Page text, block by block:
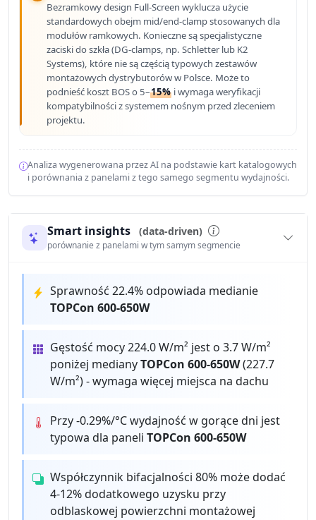
Bezramkowy design Full-Screen wyklucza użycie
standardowych obejm mid/end-clamp stosowanych dla
modułów ramkowych. Konieczne są specjalistyczne
zaciski do szkła (DG-clamps, np. Schletter lub K2
Systems), które nie są częścią typowych zestawów
montażowych dystrybutorów w Polsce. Może to
podnieść koszt BOS o 5–15% i wymaga weryfikacji
kompatybilności z systemem nośnym przed zleceniem
projektu.
Analiza wygenerowana przez AI na podstawie kart katalogowych
i porównania z panelami z tego samego segmentu wydajności.
Smart insights (data-driven)
porównanie z panelami w tym samym segmencie
Sprawność 22.4% odpowiada medianie
TOPCon 600-650W
Gęstość mocy 224.0 W/m² jest o 3.7 W/m²
poniżej medianyTOPCon 600-650W(227.7
W/m²) - wymaga więcej miejsca na dachu
Przy -0.29%/°C wydajność w gorące dni jest
typowa dla paneliTOPCon 600-650W
Współczynnik bifacjalności 80% może dodać
4-12% dodatkowego uzysku przy
odblaskowej powierzchni montażowej